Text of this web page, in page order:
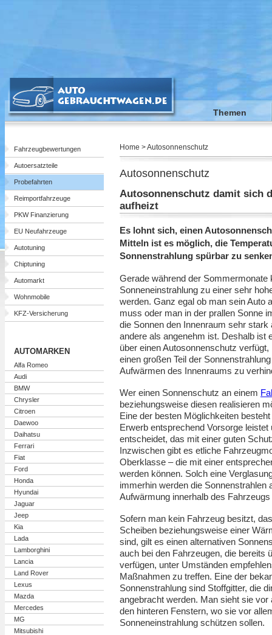
Themen
Fahrzeugbewertungen
Autoersatzteile
Probefahrten
Reimportfahrzeuge
PKW Finanzierung
EU Neufahrzeuge
Autotuning
Chiptuning
Automarkt
Wohnmobile
KFZ-Versicherung
AUTOMARKEN
Alfa Romeo
Audi
BMW
Chrysler
Citroen
Daewoo
Daihatsu
Ferrari
Fiat
Ford
Honda
Hyundai
Jaguar
Jeep
Kia
Lada
Lamborghini
Lancia
Land Rover
Lexus
Mazda
Mercedes
MG
Mitsubishi
Home > Autosonnenschutz
Autosonnenschutz
Autosonnenschutz damit sich
aufheizt
Es lohnt sich, einen
Mitteln ist es möglich, die
Sonnenstrahlung spürbar zu
Gerade während der
Sonneneinstrahlung zu einer sehr
werden. Ganz egal ob man sein Auto
muss oder man in der prallen Sonne
die Sonnen den Innenraum sehr
andere als angenehm ist. Deshalb ist
über einen Autosonnenschutz
einen großen Teil der
Aufwärmen des Innenraums zu
Wer einen Sonnenschutz an einem
beziehungsweise diesen realisieren
Eine der besten Möglichkeiten
Erwerb entsprechend Vorsorge
entscheidet, das mit einer guten
Inzwischen gibt es etliche
Oberklasse – die mit einer
werden können. Solch eine
immerhin werden die Sonnenstrahlen
Aufwärmung innerhalb des
Sofern man kein Fahrzeug besitzt,
Scheiben beziehungsweise einer
sind, gilt es einen alternativen
auch bei den Fahrzeugen, die bereits
verfügen, unter Umständen
Maßnahmen zu treffen. Eine der
Sonnenstrahlung sind Stoffgitter, die
angebracht werden. Man sieht sie
den hinteren Fenstern, wo sie vor
Sonneneinstrahlung schützen sollen.